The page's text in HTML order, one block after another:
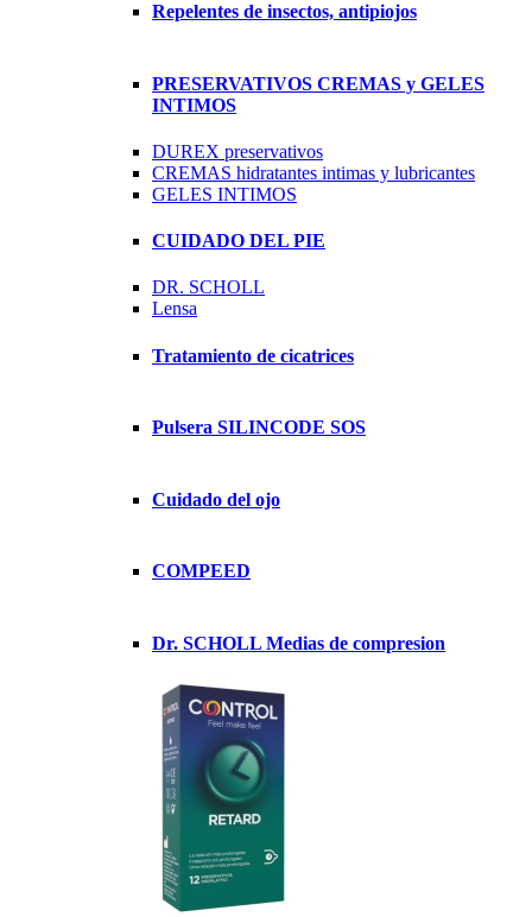
Repelentes de insectos, antipiojos
PRESERVATIVOS CREMAS y GELES
INTIMOS
DUREX preservativos
CREMAS hidratantes intimas y lubricantes
GELES INTIMOS
CUIDADO DEL PIE
DR. SCHOLL
Lensa
Tratamiento de cicatrices
Pulsera SILINCODE SOS
Cuidado del ojo
COMPEED
Dr. SCHOLL Medias de compresion